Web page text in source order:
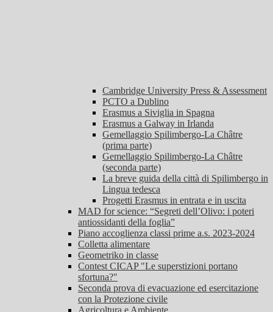
Cambridge University Press & Assessment
PCTO a Dublino
Erasmus a Siviglia in Spagna
Erasmus a Galway in Irlanda
Gemellaggio Spilimbergo-La Châtre
(prima parte)
Gemellaggio Spilimbergo-La Châtre
(seconda parte)
La breve guida della città di Spilimbergo in
Lingua tedesca
Progetti Erasmus in entrata e in uscita
MAD for science: “Segreti dell’Olivo: i poteri
antiossidanti della foglia”
Piano accoglienza classi prime a.s. 2023-2024
Colletta alimentare
Geometriko in classe
Contest CICAP "Le superstizioni portano
sfortuna?"
Seconda prova di evacuazione ed esercitazione
con la Protezione civile